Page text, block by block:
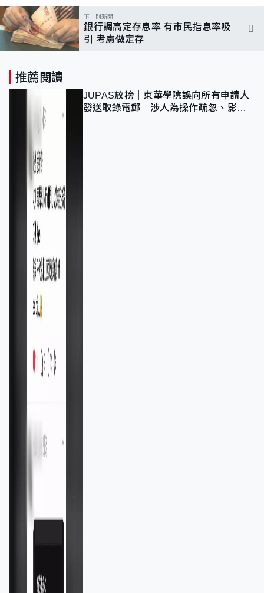
下一則新聞
銀行調高定存息率 有市民指息率吸
引 考慮做定存
推薦閱讀
JUPAS放榜｜東華學院誤向所有申請人
發送取錄電郵 涉人為操作疏忽、影響